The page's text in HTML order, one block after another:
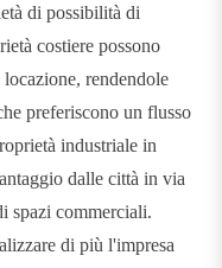
di possibilità di
costiere possono
rendendole
preferiscono un flusso
industriale in
dalle città in via
spazi commerciali.
di più l'impresa